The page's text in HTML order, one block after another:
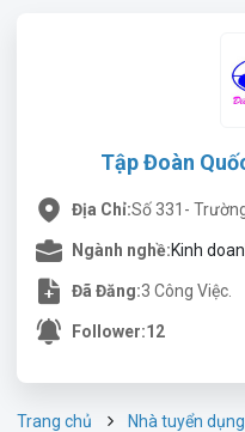
Tập Đoàn
Địa Chỉ:Số 331-
Ngành nghề:Kinh
Đã Đăng:3 Công Việc.
Follower:12
Trang chủ
Nhà tuyển dụng